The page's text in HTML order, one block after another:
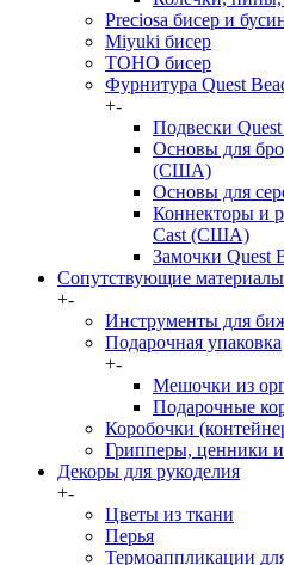
Preciosa бисер и
Miyuki бисер
TOHO бисер
Фурнитура Quest
+-
Подвески
Основы для
(США)
Основы для
Коннекторы и
Cast (США)
Замочки Quest
Сопутствующие материалы
+-
Инструменты для
Подарочная упаковка
+-
Мешочки из
Подарочные
Коробочки
Грипперы, ценники
Декоры для рукоделия
+-
Цветы из ткани
Перья
Термоаппликации